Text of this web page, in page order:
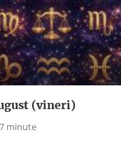
(vineri)
minute